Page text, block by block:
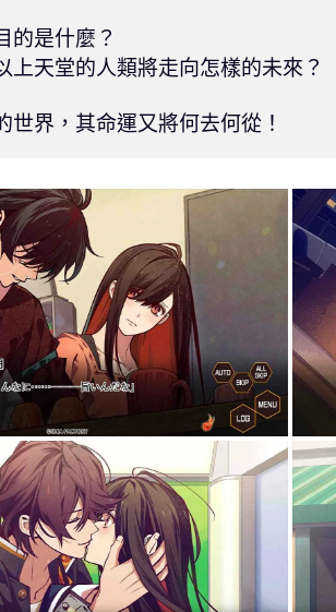
的是什麼？
上天堂的人類將走向怎樣的未來？
世界，其命運又將何去何從！